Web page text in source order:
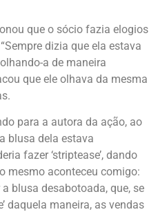
que o sócio fazia elogios
dizia que ela estava
a de maneira
que ele olhava da mesma
para a autora da ação, ao
blusa dela estava
fazer ‘striptease’, dando
mesmo aconteceu comigo:
blusa desabotoada, que, se
daquela maneira, as vendas